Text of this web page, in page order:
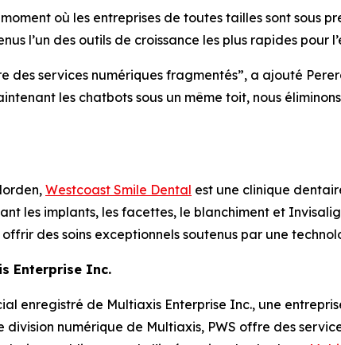
où les entreprises de toutes tailles sont sous
l’un des outils de croissance les plus rapides pour
des services numériques fragmentés”, a ajouté
les chatbots sous un même toit, nous
Westcoast Smile Dental est une clinique
les implants, les facettes, le blanchiment et
des soins exceptionnels soutenus par une
Enterprise Inc.
enregistré de Multiaxis Enterprise Inc., une
division numérique de Multiaxis, PWS offre des